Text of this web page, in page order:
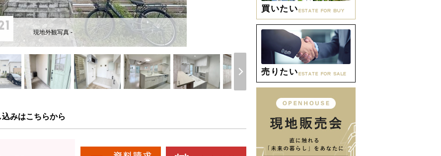
現地外観写真 -
みはこちらから
買いたい
売りたい